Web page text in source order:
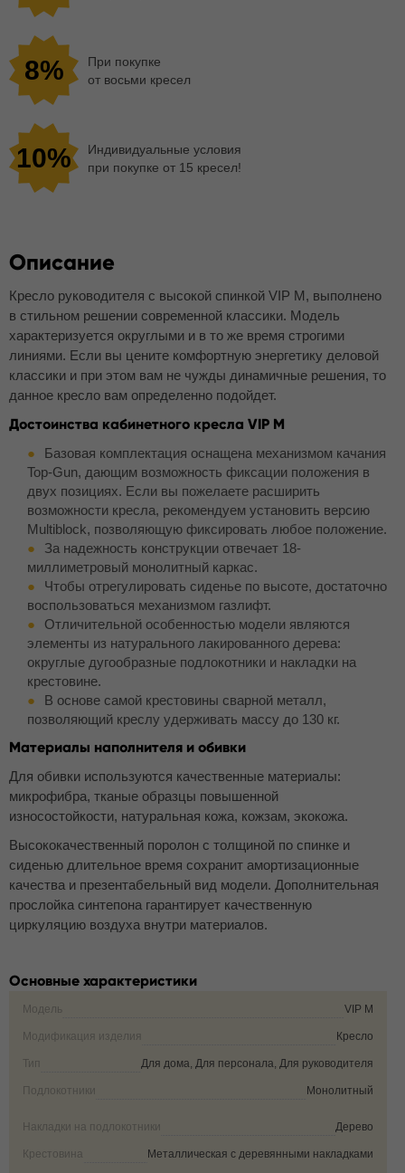
8%
При покупке
от восьми кресел
10%
Индивидуальные условия
при покупке от 15 кресел!
Описание
Кресло руководителя с высокой спинкой VIP M, выполнено
в стильном решении современной классики. Модель
характеризуется округлыми и в то же время строгими
линиями. Если вы цените комфортную энергетику деловой
классики и при этом вам не чужды динамичные решения, то
данное кресло вам определенно подойдет.
Достоинства кабинетного кресла VIP M
Базовая комплектация оснащена механизмом качания
Top-Gun, дающим возможность фиксации положения в
двух позициях. Если вы пожелаете расширить
возможности кресла, рекомендуем установить версию
Multiblock, позволяющую фиксировать любое положение.
За надежность конструкции отвечает 18-
миллиметровый монолитный каркас.
Чтобы отрегулировать сиденье по высоте, достаточно
воспользоваться механизмом газлифт.
Отличительной особенностью модели являются
элементы из натурального лакированного дерева:
округлые дугообразные подлокотники и накладки на
крестовине.
В основе самой крестовины сварной металл,
позволяющий креслу удерживать массу до 130 кг.
Материалы наполнителя и обивки
Для обивки используются качественные материалы:
микрофибра, тканые образцы повышенной
износостойкости, натуральная кожа, кожзам, экокожа.
Высококачественный поролон с толщиной по спинке и
сиденью длительное время сохранит амортизационные
качества и презентабельный вид модели. Дополнительная
прослойка синтепона гарантирует качественную
циркуляцию воздуха внутри материалов.
Основные характеристики
Модель VIP M
Модификация изделия Кресло
Тип Для дома, Для персонала, Для руководителя
Подлокотники Монолитный
Накладки на подлокотники Дерево
Крестовина Металлическая с деревянными накладками